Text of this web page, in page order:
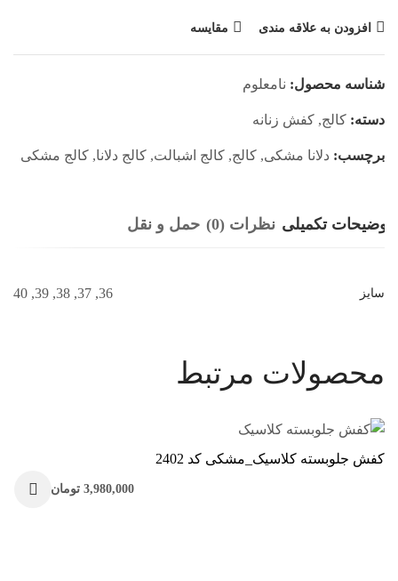
افزودن به علاقه مندی مقایسه
شناسه محصول: نامعلوم
دسته: کالج, کفش زنانه
برچسب: دلانا مشکی, کالج, کالج اشبالت, کالج دلانا, کالج مشکی
توضیحات تکمیلی نظرات (0) حمل و نقل
سایز 36, 37, 38, 39, 40
محصولات مرتبط
کفش جلوبسته کلاسیک_مشکی کد 2402
3,980,000 تومان